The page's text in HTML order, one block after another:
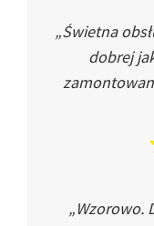
„Świetna
dobrej
„Wzorowo.